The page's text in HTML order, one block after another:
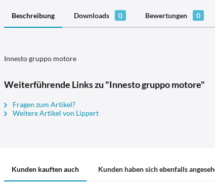
Beschreibung Downloads 0 Bewertungen 0
Innesto gruppo motore
Weiterführende Links zu "Innesto gruppo motore"
Fragen zum Artikel?
Weitere Artikel von Lippert
Kunden kauften auch Kunden haben sich ebenfalls